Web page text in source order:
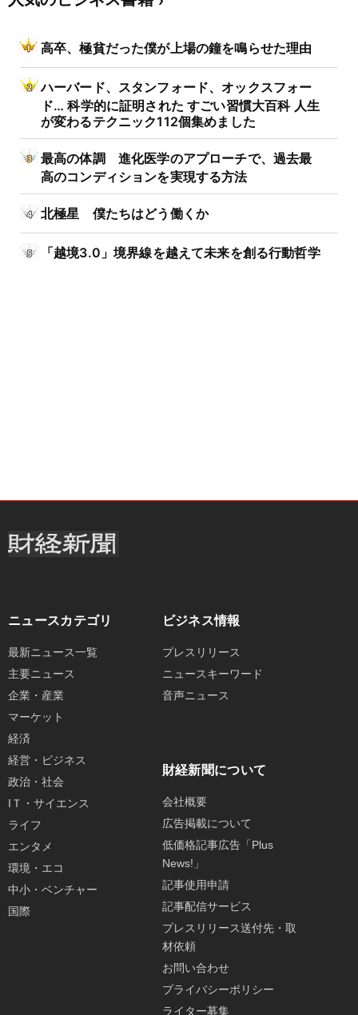
高卒、極貧だった僕が上場の鐘を鳴らせた理由
ハーバード、スタンフォード、オックスフォー
ド… 科学的に証明された すごい習慣大百科 人生
が変わるテクニック112個集めました
最高の体調 進化医学のアプローチで、過去最
高のコンディションを実現する方法
北極星 僕たちはどう働くか
「越境3.0」境界線を越えて未来を創る行動哲学
ニュースカテゴリ
最新ニュース一覧
主要ニュース
企業・産業
マーケット
経済
経営・ビジネス
政治・社会
IＴ・サイエンス
ライフ
エンタメ
環境・エコ
中小・ベンチャー
国際
ビジネス情報
プレスリリース
ニュースキーワード
音声ニュース
財経新聞について
会社概要
広告掲載について
低価格記事広告「Plus
News!」
記事使用申請
記事配信サービス
プレスリリース送付先・取
材依頼
お問い合わせ
プライバシーポリシー
ライター募集